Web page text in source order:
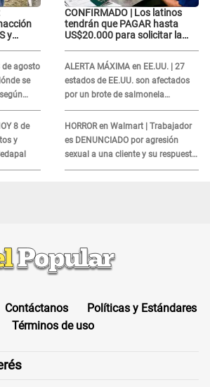
y
de agosto
se
8 de
y
CONFIRMADO | Los latinos
tendrán que PAGAR hasta
US$20.000 para solicitar la
ALERTA MÁXIMA en EE.UU. | 27
estados de EE.UU. son afectados
por un brote de salmonela
relacionado a un producto MUY
UTILIZADO
HORROR en Walmart | Trabajador
es DENUNCIADO por agresión
sexual a una cliente y su respuesta
INDIGNÓ A TODOS
Contáctanos
Políticas y Estándares
Términos de uso